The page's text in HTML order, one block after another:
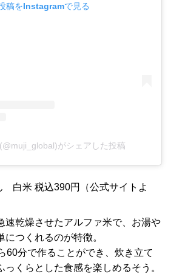
稿をInstagramで見る
がシェアした投稿
白米 税込390円（公式サイトよ
速乾燥させたアルファ米で、お湯や
つくれるのが特徴。
60分で作ることができ、炊き立て
くらとした食感を楽しめるそう。